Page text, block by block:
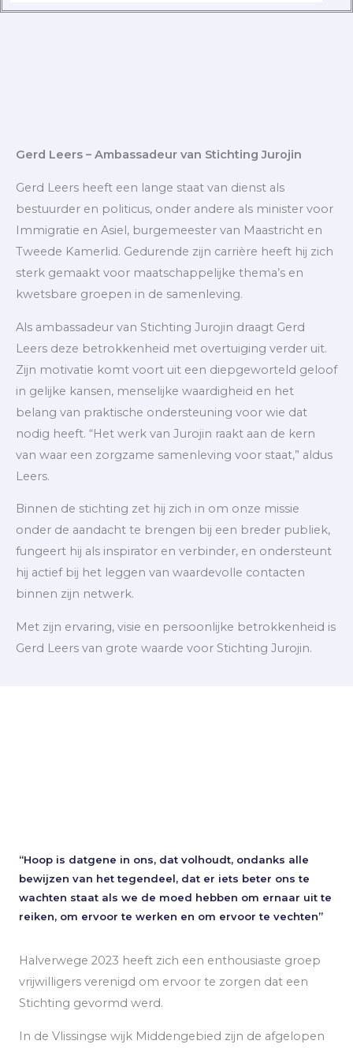
Gerd Leers – Ambassadeur van Stichting Jurojin
Gerd Leers heeft een lange staat van dienst als
bestuurder en politicus, onder andere als minister voor
Immigratie en Asiel, burgemeester van Maastricht en
Tweede Kamerlid. Gedurende zijn carrière heeft hij zich
sterk gemaakt voor maatschappelijke thema’s en
kwetsbare groepen in de samenleving.
Als ambassadeur van Stichting Jurojin draagt Gerd
Leers deze betrokkenheid met overtuiging verder uit.
Zijn motivatie komt voort uit een diepgeworteld geloof
in gelijke kansen, menselijke waardigheid en het
belang van praktische ondersteuning voor wie dat
nodig heeft. “Het werk van Jurojin raakt aan de kern
van waar een zorgzame samenleving voor staat,” aldus
Leers.
Binnen de stichting zet hij zich in om onze missie
onder de aandacht te brengen bij een breder publiek,
fungeert hij als inspirator en verbinder, en ondersteunt
hij actief bij het leggen van waardevolle contacten
binnen zijn netwerk.
Met zijn ervaring, visie en persoonlijke betrokkenheid is
Gerd Leers van grote waarde voor Stichting Jurojin.
“Hoop is datgene in ons, dat volhoudt, ondanks alle
bewijzen van het tegendeel, dat er iets beter ons te
wachten staat als we de moed hebben om ernaar uit te
reiken, om ervoor te werken en om ervoor te vechten”
Halverwege 2023 heeft zich een enthousiaste groep
vrijwilligers verenigd om ervoor te zorgen dat een
Stichting gevormd werd.
In de Vlissingse wijk Middengebied zijn de afgelopen